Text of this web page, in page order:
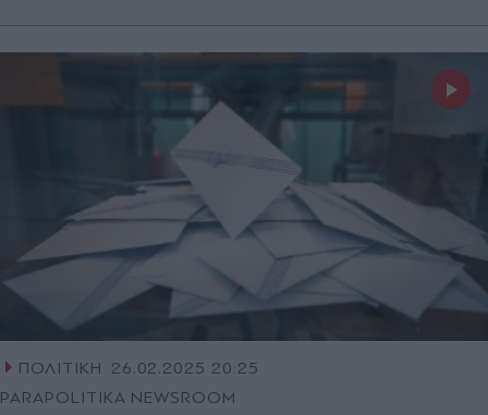
ΠΟΛΙΤΙΚΗ
26.02.2025 20:25
PARAPOLITIKA NEWSROOM